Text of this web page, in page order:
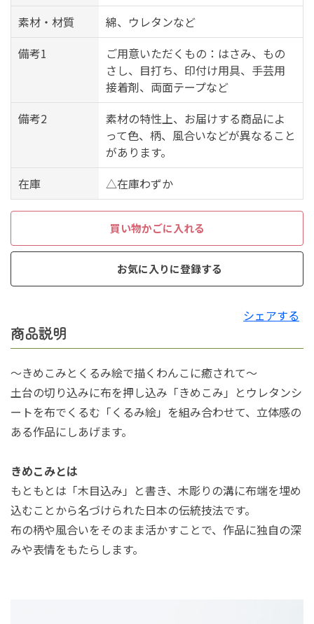
素材・材質
綿、ウレタンなど
備考1
ご用意いただくもの：はさみ、もの
さし、目打ち、印付け用具、手芸用
接着剤、両面テープなど
備考2
素材の特性上、お届けする商品によ
って色、柄、風合いなどが異なること
があります。
在庫
△在庫わずか
買い物かごに入れる
お気に入りに登録する
シェアする
商品説明
～きめこみとくるみ絵で描くわんこに癒されて～
土台の切り込みに布を押し込み「きめこみ」とウレタンシ
ートを布でくるむ「くるみ絵」を組み合わせて、立体感の
ある作品にしあげます。
きめこみとは
もともとは「木目込み」と書き、木彫りの溝に布端を埋め
込むことから名づけられた日本の伝統技法です。
布の柄や風合いをそのまま活かすことで、作品に独自の深
みや表情をもたらします。